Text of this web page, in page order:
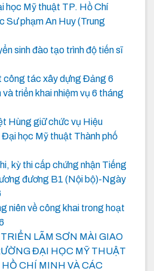
học Mỹ thuật TP. Hồ Chí
Sư phạm An Huy (Trung
sinh đào tạo trình độ tiến sĩ
công tác xây dựng Đảng 6
triển khai nhiệm vụ 6 tháng
Hùng giữ chức vụ Hiệu
học Mỹ thuật Thành phố
kỳ thi cấp chứng nhận Tiếng
đương B1 (Nội bộ)-Ngày
niên về công khai trong hoạt
LÃM SƠN MÀI GIAO
ĐẠI HỌC MỸ THUẬT
CHÍ MINH VÀ CÁC